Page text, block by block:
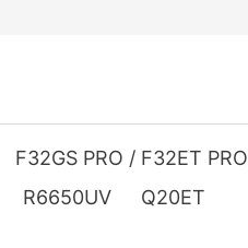
F32GS PRO / F32ET PRO
R6650UV Q20ET